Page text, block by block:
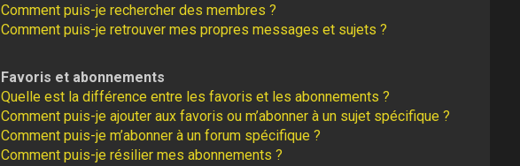
Comment puis-je rechercher des membres ?
Comment puis-je retrouver mes propres messages et sujets ?
Favoris et abonnements
Quelle est la différence entre les favoris et les abonnements ?
Comment puis-je ajouter aux favoris ou m’abonner à un sujet spécifique ?
Comment puis-je m’abonner à un forum spécifique ?
Comment puis-je résilier mes abonnements ?